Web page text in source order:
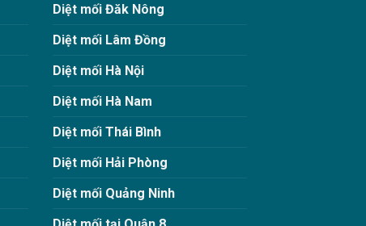
Diệt mối Đăk Nông
Diệt mối Lâm Đồng
Diệt mối Hà Nội
Diệt mối Hà Nam
Diệt mối Thái Bình
Diệt mối Hải Phòng
Diệt mối Quảng Ninh